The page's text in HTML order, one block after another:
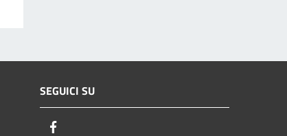
SEGUICI SU